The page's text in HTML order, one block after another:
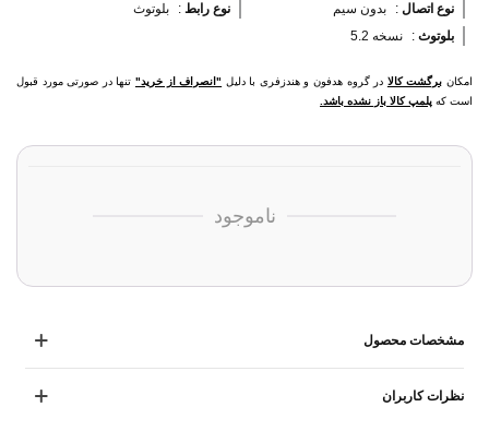
نوع اتصال : بدون سیم نوع رابط :
بلوتوث
بلوتوث : نسخه 5.2
امکان برگشت کالا در گروه هدفون و هندزفری با دلیل "انصراف از خرید" تنها در صورتی مورد قبول
است که پلمپ کالا باز نشده باشد.
ناموجود
مشخصات محصول
نظرات کاربران